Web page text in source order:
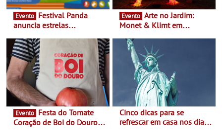
Evento
anuncia estrelas
- Entre Junho e Julho pelo
país
Evento
Monet & Klimt em
ao final de Setembro -
Experiência luminosa no
jardim do Museu de
Alberto Sampaio
Evento
Coração de Boi do Douro -
Cinco dicas para se
refrescar em casa nos dias